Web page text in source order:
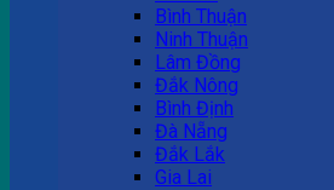
Bình Thuận
Ninh Thuận
Lâm Đồng
Đắk Nông
Bình Định
Đà Nẵng
Đắk Lắk
Gia Lai